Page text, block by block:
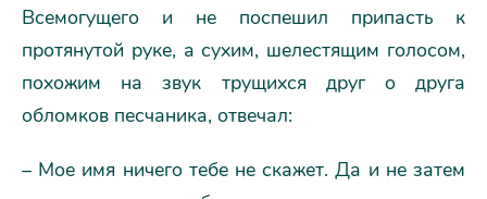
Всемогущего и не поспешил припасть к
протянутой руке, а сухим, шелестящим голосом,
похожим на звук трущихся друг о друга
обломков песчаника, отвечал:
– Мое имя ничего тебе не скажет. Да и не затем